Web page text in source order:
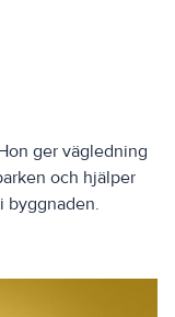
ger vägledning
och hjälper
byggnaden.